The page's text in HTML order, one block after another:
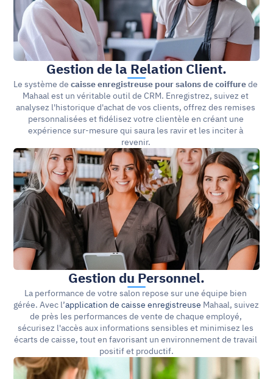
Gestion de la Relation Client.
Le système de caisse enregistreuse pour salons de coiffure de
Mahaal est un véritable outil de CRM. Enregistrez, suivez et
analysez l'historique d'achat de vos clients, offrez des remises
personnalisées et fidélisez votre clientèle en créant une
expérience sur-mesure qui saura les ravir et les inciter à
revenir.
Gestion du Personnel.
La performance de votre salon repose sur une équipe bien
gérée. Avec l’application de caisse enregistreuse Mahaal, suivez
de près les performances de vente de chaque employé,
sécurisez l'accès aux informations sensibles et minimisez les
écarts de caisse, tout en favorisant un environnement de travail
positif et productif.